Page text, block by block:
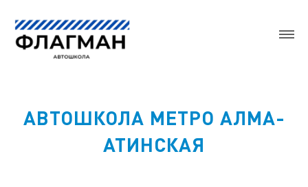
АВТОШКОЛА МЕТРО АЛМА-
АТИНСКАЯ